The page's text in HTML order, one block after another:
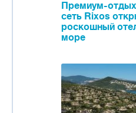
Премиум-
сеть Rixos
роскошный
море